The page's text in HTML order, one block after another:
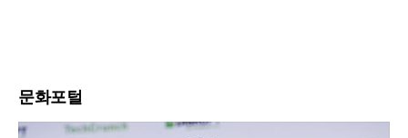
문화포털